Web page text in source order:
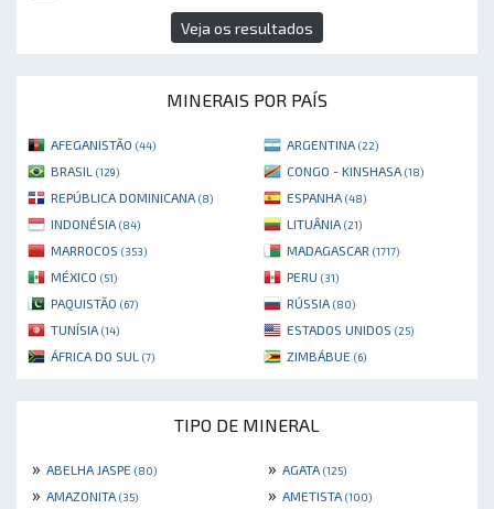
Veja os resultados
MINERAIS POR PAÍS
AFEGANISTÃO (44) ARGENTINA (22)
BRASIL (129) CONGO - KINSHASA (18)
REPÚBLICA DOMINICANA (8) ESPANHA (48)
INDONÉSIA (84) LITUÂNIA (21)
MARROCOS (353) MADAGASCAR (1717)
MÉXICO (51) PERU (31)
PAQUISTÃO (67) RÚSSIA (80)
TUNÍSIA (14) ESTADOS UNIDOS (25)
ÁFRICA DO SUL (7) ZIMBÁBUE (6)
TIPO DE MINERAL
» ABELHA JASPE (80) » AGATA (125)
» AMAZONITA (35) » AMETISTA (100)